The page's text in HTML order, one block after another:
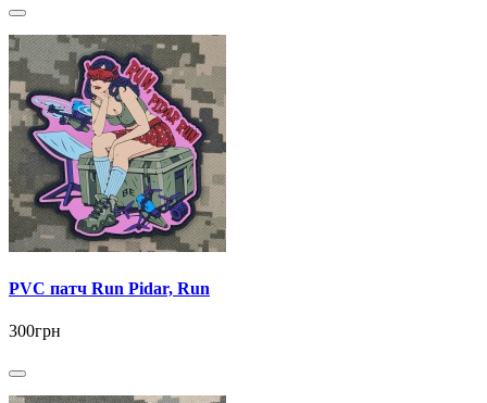
PVC патч Run Pidar, Run
300грн